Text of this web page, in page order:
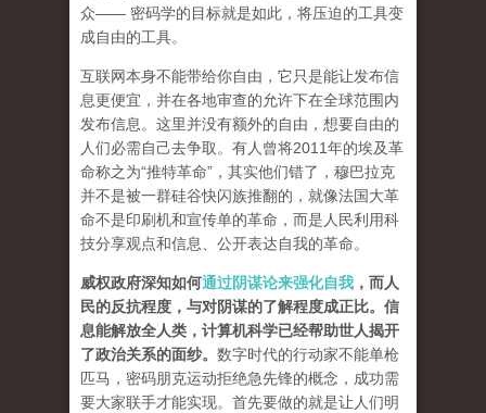
众—— 密码学的目标就是如此，将压迫的工具变
成自由的工具。
互联网本身不能带给你自由，它只是能让发布信
息更便宜，并在各地审查的允许下在全球范围内
发布信息。这里并没有额外的自由，想要自由的
人们必需自己去争取。有人曾将2011年的埃及革
命称之为“推特革命”，其实他们错了，穆巴拉克
并不是被一群硅谷快闪族推翻的，就像法国大革
命不是印刷机和宣传单的革命，而是人民利用科
技分享观点和信息、公开表达自我的革命。
威权政府深知如何通过阴谋论来强化自我 ，而人
民的反抗程度，与对阴谋的了解程度成正比。信
息能解放全人类，计算机科学已经帮助世人揭开
了政治关系的面纱。 数字时代的行动家不能单枪
匹马，密码朋克运动拒绝急先锋的概念，成功需
要大家联手才能实现。首先要做的就是让人们明